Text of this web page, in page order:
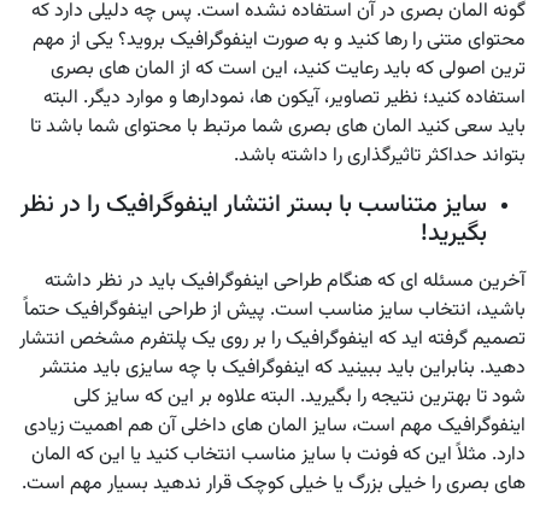
گونه المان بصری در آن استفاده نشده است. پس چه دلیلی دارد که
محتوای متنی را رها کنید و به صورت اینفوگرافیک بروید؟ یکی از مهم
ترین اصولی که باید رعایت کنید، این است که از المان های بصری
استفاده کنید؛ نظیر تصاویر، آیکون ها، نمودارها و موارد دیگر. البته
باید سعی کنید المان های بصری شما مرتبط با محتوای شما باشد تا
بتواند حداکثر تاثیرگذاری را داشته باشد.
سایز متناسب با بستر انتشار اینفوگرافیک را در نظر
بگیرید!
آخرین مسئله ای که هنگام طراحی اینفوگرافیک باید در نظر داشته
باشید، انتخاب سایز مناسب است. پیش از طراحی اینفوگرافیک حتماً
تصمیم گرفته اید که اینفوگرافیک را بر روی یک پلتفرم مشخص انتشار
دهید. بنابراین باید ببینید که اینفوگرافیک با چه سایزی باید منتشر
شود تا بهترین نتیجه را بگیرید. البته علاوه بر این که سایز کلی
اینفوگرافیک مهم است، سایز المان های داخلی آن هم اهمیت زیادی
دارد. مثلاً این که فونت با سایز مناسب انتخاب کنید یا این که المان
های بصری را خیلی بزرگ یا خیلی کوچک قرار ندهید بسیار مهم است.